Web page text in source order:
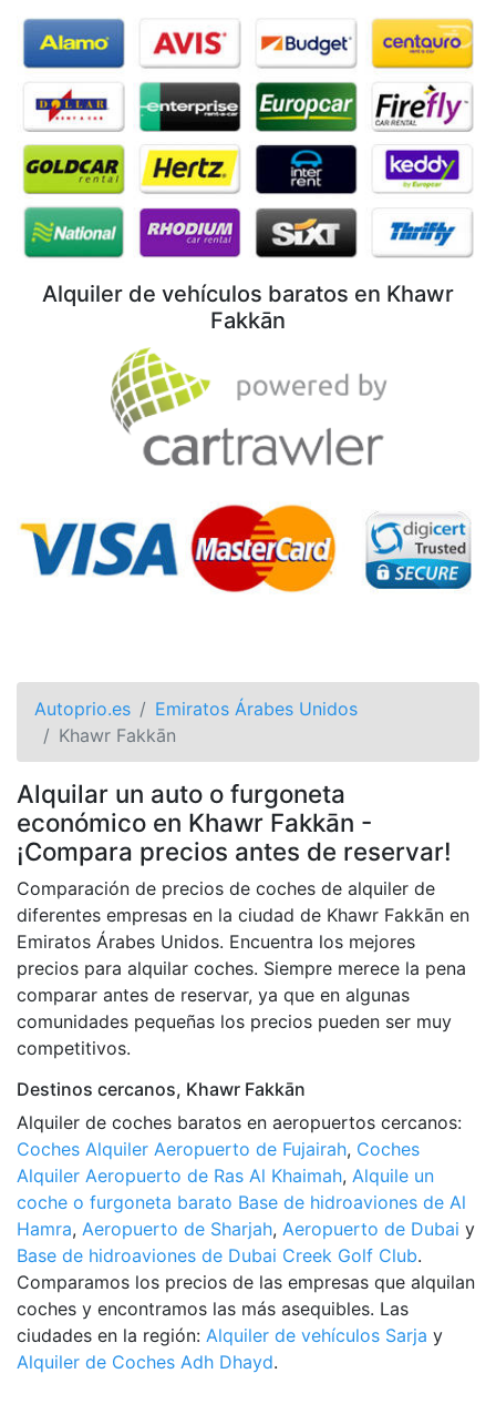
Alquiler de vehículos baratos en Khawr
Fakkān
Autoprio.es
Emiratos Árabes Unidos
Khawr Fakkān
Alquilar un auto o furgoneta
económico en Khawr Fakkān -
¡Compara precios antes de reservar!
Comparación de precios de coches de alquiler de
diferentes empresas en la ciudad de Khawr Fakkān en
Emiratos Árabes Unidos. Encuentra los mejores
precios para alquilar coches. Siempre merece la pena
comparar antes de reservar, ya que en algunas
comunidades pequeñas los precios pueden ser muy
competitivos.
Destinos cercanos, Khawr Fakkān
Alquiler de coches baratos en aeropuertos cercanos:
Coches Alquiler Aeropuerto de Fujairah, Coches
Alquiler Aeropuerto de Ras Al Khaimah, Alquile un
coche o furgoneta barato Base de hidroaviones de Al
Hamra, Aeropuerto de Sharjah, Aeropuerto de Dubai y
Base de hidroaviones de Dubai Creek Golf Club.
Comparamos los precios de las empresas que alquilan
coches y encontramos las más asequibles. Las
ciudades en la región: Alquiler de vehículos Sarja y
Alquiler de Coches Adh Dhayd.